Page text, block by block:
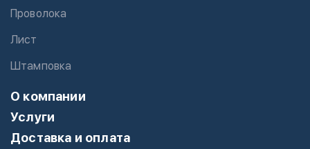
Проволока
Лист
Штамповка
О компании
Услуги
Доставка и оплата